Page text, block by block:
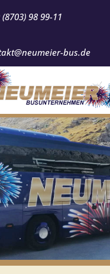
98 99-11
bus.de